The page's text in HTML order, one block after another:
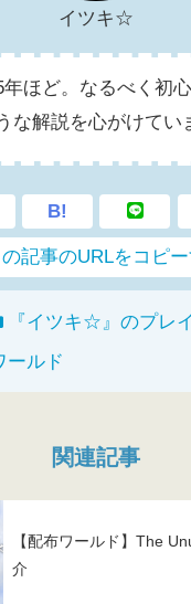
イツキ☆
ほど。なるべく初
な解説を心がけてい
B!
記事のURLをコピ
『イツキ☆』のプレ
ールド
関連記事
【配布ワールド】The
介